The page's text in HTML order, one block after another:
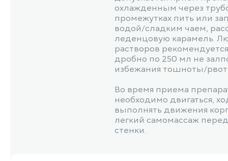
охлажденным через
промежутках пить или
водой/сладким чаем,
леденцовую карамель.
растворов
дробно по 250 мл не
избежания тошноты/
Во время приема
необходимо двигаться,
выполнять движения
легкий самомассаж
стенки.